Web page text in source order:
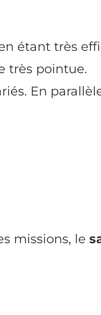
étant très
très pointue.
En
missions, le